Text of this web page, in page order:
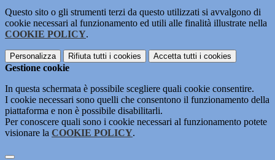
Questo sito o gli strumenti terzi da questo utilizzati si avvalgono di
cookie necessari al funzionamento ed utili alle finalità illustrate nella
COOKIE POLICY.
Personalizza Rifiuta tutti i cookies Accetta tutti i cookies
Gestione cookie
In questa schermata è possibile scegliere quali cookie consentire.
I cookie necessari sono quelli che consentono il funzionamento della
piattaforma e non è possibile disabilitarli.
Per conoscere quali sono i cookie necessari al funzionamento potete
visionare la COOKIE POLICY.